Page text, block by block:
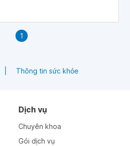
1
Thông tin sức khỏe
Dịch vụ
Chuyên khoa
Gói dịch vụ